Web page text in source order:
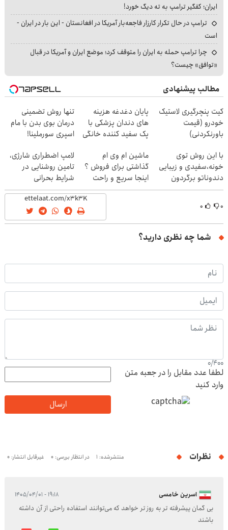
ایران؛ کفگیر ترامپ به ته دیگ خورد!
ترامپ در حال تکرار کارزار فاجعه‌بار آمریکا در افغانستان - این بار در ایران -
است
چرا ترامپ حمله به ایران را متوقف کرد؛ موضع ایران و آمریکا در قبال
«توافق» چیست؟
مطالب پیشنهادی
کیت پنچرگیری لاستیک
خودرو (قیمت
باورنکردنی)
پایان دغدغه هزینه
های دندان پزشکی با
پک سفید کننده خانگی
تنها روش تضمینی
درمان بوی بدن با مام
اسپری سورملینا!
با این روش توی
خونه،سفیدی و زیبایی
دندوناتو برگردون
(40%off)
ماشین ام وی ام
گذاشتی برای فروش ؟
اینجا سریع و راحت
بفروش
لامپ اضطراری شارژی،
تامین روشنایی در
شرایط بحرانی
۰ ۰
شما چه نظری دارید؟
0/400
لطفا عدد مقابل را در جعبه متن
وارد کنید
ارسال
نظرات منتشرشده: 1 در انتظار بررسی: 0 غیرقابل انتشار: 0
اسرین خامسی ۱۹:۱۸ - ۱۴۰۵/۰۴/۰۱
بی گمان پیشرفته تر به روز تر خواهد که می‌توانند استفاده راحتی از آن داشته
باشند